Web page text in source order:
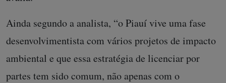
Ainda segundo a analista, “o Piauí vive uma fase
desenvolvimentista com vários projetos de impacto
ambiental e que essa estratégia de licenciar por
partes tem sido comum, não apenas com o